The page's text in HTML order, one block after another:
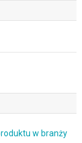
w branży